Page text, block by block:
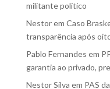
militante político
Nestorem Caso
transparência após
Pablo Fernandes em
garantia ao privado,
Nestor Silva em PAS